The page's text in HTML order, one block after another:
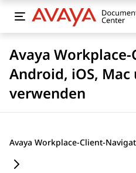
Avaya
Android, iOS,
verwenden
Avaya Workplace-Client-